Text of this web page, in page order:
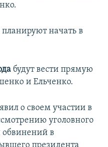
начать в
будут вести прямую
и Ельченко.
о своем участии в
уголовного
обвинений в